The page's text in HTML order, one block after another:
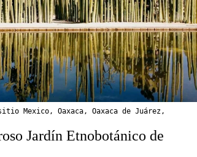
Mexico , Oaxaca , Oaxaca de Juárez ,
Jardín Etnobotánico de